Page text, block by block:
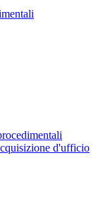
d'ufficio